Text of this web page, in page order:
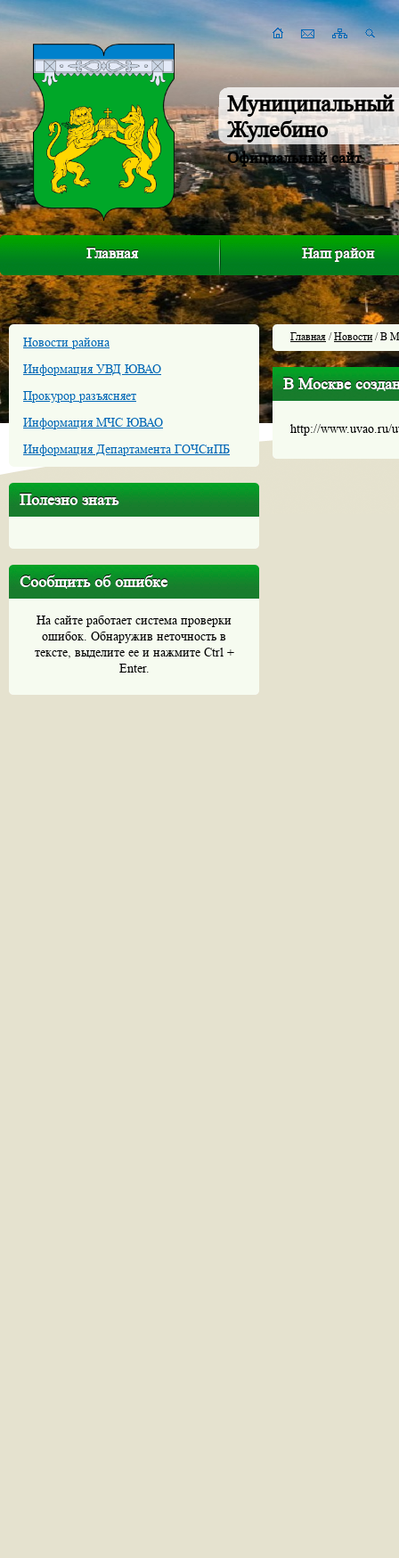
Муниципальный
Жулебино
Официальный сайт
Главная Наш район
Новости района
Информация УВД ЮВАО
Прокурор разъясняет
Информация МЧС ЮВАО
Информация Департамента ГОЧСиПБ
Полезно знать
Сообщить об ошибке
На сайте работает система проверки
ошибок. Обнаружив неточность в
тексте, выделите ее и нажмите Ctrl +
Enter.
Главная /Новости/ В
В Москве
http://www.uvao.ru/